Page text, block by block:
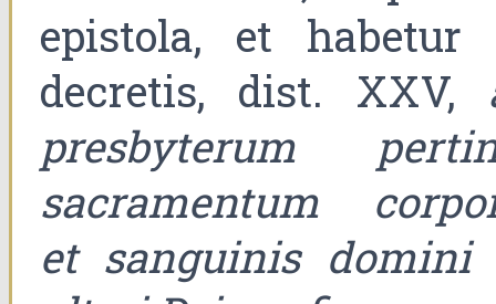
epistola, et habetur
decretis, dist. XXV,
presbyterum
sacramentum
et sanguinis domini